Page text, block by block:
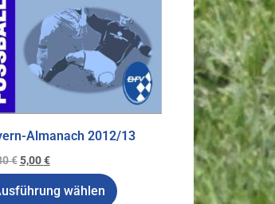
Almanach 2012/13
€ 5,00€
wählen